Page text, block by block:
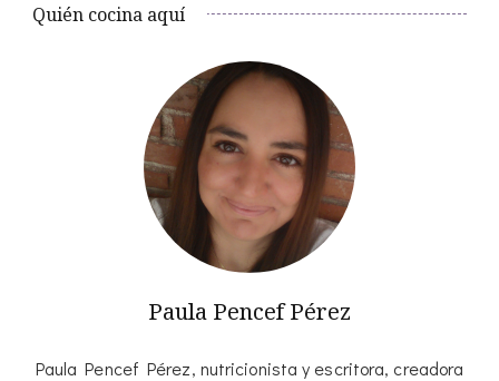
Quién cocina aquí
Paula Pencef Pérez
Paula Pencef Pérez, nutricionista y escritora, creadora